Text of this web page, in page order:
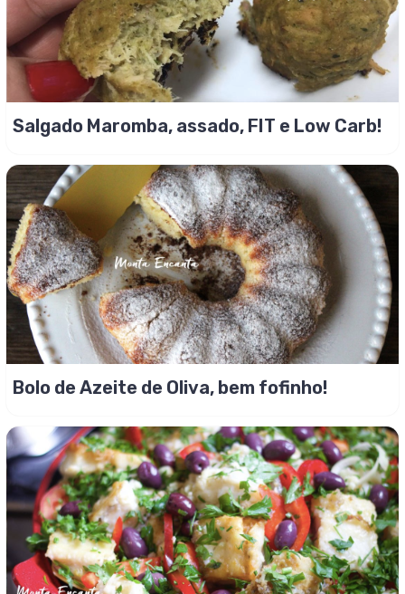
Salgado Maromba, assado, FIT e Low Carb!
Bolo de Azeite de Oliva, bem fofinho!